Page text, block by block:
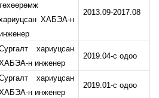
ХАБЭА-н
2013.09-2017.08
хариуцсан
н инженер
2019.04-с одоо
хариуцсан
н инженер
2019.01-с одоо